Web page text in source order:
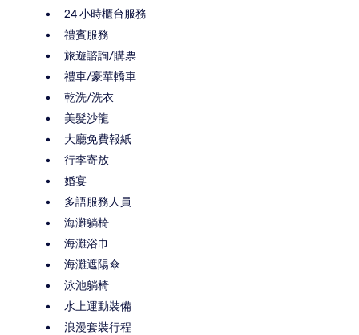
24 小時櫃台服務
禮賓服務
旅遊諮詢/購票
禮車/豪華轎車
乾洗/洗衣
美髮沙龍
大廳免費報紙
行李寄放
婚宴
多語服務人員
海灘躺椅
海灘浴巾
海灘遮陽傘
泳池躺椅
水上運動裝備
浪漫套裝行程